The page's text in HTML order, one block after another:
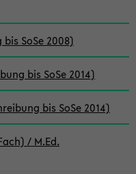
SoSe 2008)
bis SoSe 2014)
bis SoSe 2014)
/ M.Ed.